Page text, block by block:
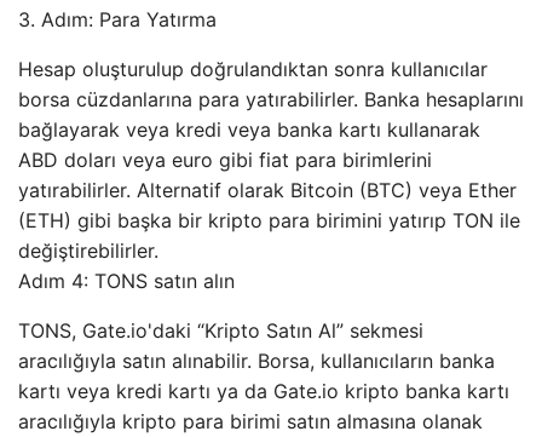
3. Adım: Para Yatırma
Hesap oluşturulup doğrulandıktan sonra kullanıcılar
borsa cüzdanlarına para yatırabilirler. Banka hesaplarını
bağlayarak veya kredi veya banka kartı kullanarak
ABD doları veya euro gibi fiat para birimlerini
yatırabilirler. Alternatif olarak Bitcoin (BTC) veya Ether
(ETH) gibi başka bir kripto para birimini yatırıp TON ile
değiştirebilirler.
Adım 4: TONS satın alın
TONS, Gate.io'daki “Kripto Satın Al” sekmesi
aracılığıyla satın alınabilir. Borsa, kullanıcıların banka
kartı veya kredi kartı ya da Gate.io kripto banka kartı
aracılığıyla kripto para birimi satın almasına olanak